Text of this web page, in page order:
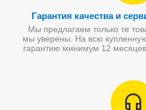
Гарантия качества и
Мы предлагаем только те
мы уверены. На всю
гарантию минимум 12